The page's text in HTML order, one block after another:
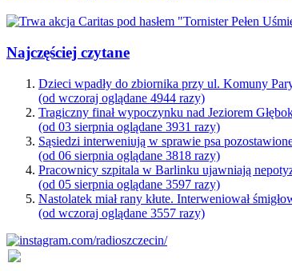
Najczęściej czytane
Dzieci wpadły do zbiornika przy ul. Komuny
(od wczoraj oglądane 4944 razy)
Tragiczny finał wypoczynku nad Jeziorem
(od 03 sierpnia oglądane 3931 razy)
Sąsiedzi interweniują w sprawie psa
(od 06 sierpnia oglądane 3818 razy)
Pracownicy szpitala w Barlinku ujawniają
(od 05 sierpnia oglądane 3597 razy)
Nastolatek miał rany kłute. Interweniował
(od wczoraj oglądane 3557 razy)